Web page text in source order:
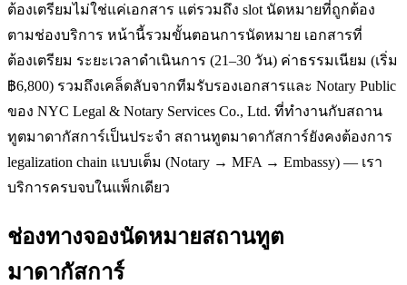
ต้องเตรียมไม่ใช่แค่เอกสาร แต่รวมถึง slot นัดหมายที่ถูกต้อง
ตามช่องบริการ หน้านี้รวมขั้นตอนการนัดหมาย เอกสารที่
ต้องเตรียม ระยะเวลาดำเนินการ (21–30 วัน) ค่าธรรมเนียม (เริ่ม
฿6,800) รวมถึงเคล็ดลับจากทีมรับรองเอกสารและ Notary Public
ของ NYC Legal & Notary Services Co., Ltd. ที่ทำงานกับสถาน
ทูตมาดากัสการ์เป็นประจำ สถานทูตมาดากัสการ์ยังคงต้องการ
legalization chain แบบเต็ม (Notary → MFA → Embassy) — เรา
บริการครบจบในแพ็กเดียว
ช่องทางจองนัดหมายสถานทูต
มาดากัสการ์